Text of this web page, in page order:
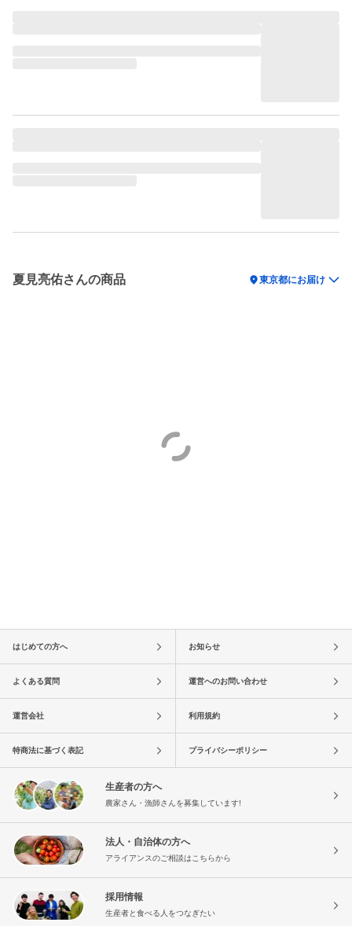
夏見亮佑さんの商品 location_on東京都にお届け
はじめての方へ お知らせ
よくある質問 運営へのお問い合わせ
運営会社 利用規約
特商法に基づく表記 プライバシーポリシー
生産者の方へ
農家さん・漁師さんを募集しています!
法人・自治体の方へ
アライアンスのご相談はこちらから
採用情報
生産者と食べる人をつなぎたい